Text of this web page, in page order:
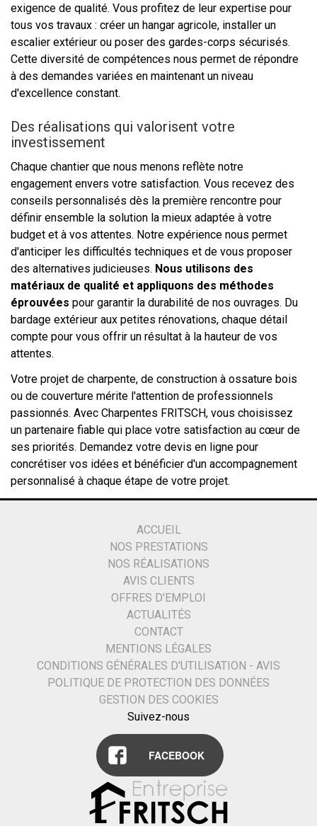
exigence de qualité. Vous profitez de leur expertise pour
tous vos travaux : créer un hangar agricole, installer un
escalier extérieur ou poser des gardes-corps sécurisés.
Cette diversité de compétences nous permet de répondre
à des demandes variées en maintenant un niveau
d'excellence constant.
Des réalisations qui valorisent votre
investissement
Chaque chantier que nous menons reflète notre
engagement envers votre satisfaction. Vous recevez des
conseils personnalisés dès la première rencontre pour
définir ensemble la solution la mieux adaptée à votre
budget et à vos attentes. Notre expérience nous permet
d'anticiper les difficultés techniques et de vous proposer
des alternatives judicieuses. Nous utilisons des
matériaux de qualité et appliquons des méthodes
éprouvées pour garantir la durabilité de nos ouvrages. Du
bardage extérieur aux petites rénovations, chaque détail
compte pour vous offrir un résultat à la hauteur de vos
attentes.
Votre projet de charpente, de construction à ossature bois
ou de couverture mérite l'attention de professionnels
passionnés. Avec Charpentes FRITSCH, vous choisissez
un partenaire fiable qui place votre satisfaction au cœur de
ses priorités. Demandez votre devis en ligne pour
concrétiser vos idées et bénéficier d'un accompagnement
personnalisé à chaque étape de votre projet.
ACCUEIL
NOS PRESTATIONS
NOS RÉALISATIONS
AVIS CLIENTS
OFFRES D'EMPLOI
ACTUALITÉS
CONTACT
MENTIONS LÉGALES
CONDITIONS GÉNÉRALES D'UTILISATION - AVIS
POLITIQUE DE PROTECTION DES DONNÉES
GESTION DES COOKIES
Suivez-nous
FACEBOOK